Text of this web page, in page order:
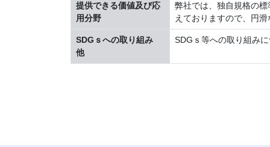
提供できる価値及び応
用分野
弊社では、独自規格の
えておりますので、円
SDGｓへの取り組み
他
SDGｓ等への取り組み